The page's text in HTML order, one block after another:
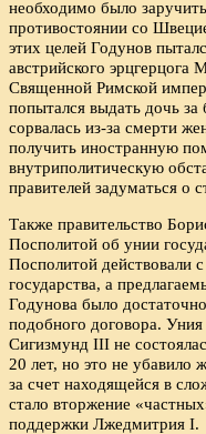
необходимо было
противостоянии со
этих целей Годунов
австрийского
Священной Римской
попытался выдать дочь за
сорвалась из-за смерти
получить иностранную
внутриполитическую
правителей задуматься о
Также правительство
Посполитой об унии
Посполитой действовали
государства, а
Годунова было
подобного договора.
Сигизмунд III не
20 лет, но это не убавило
за счет находящейся в
стало вторжение
поддержки Лжедмитрия I.